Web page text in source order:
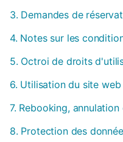
3. Demandes de
4. Notes sur les
5. Octroi de droits
6. Utilisation du site web
7. Rebooking,
8. Protection des